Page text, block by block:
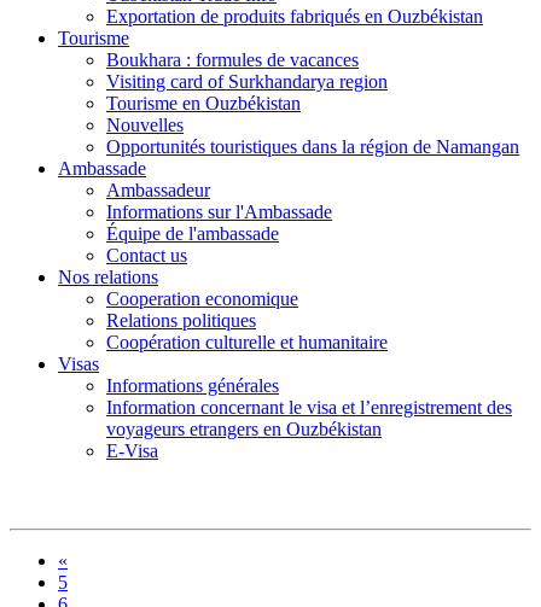
Exportation de produits fabriqués en Ouzbékistan
Tourisme
Boukhara : formules de vacances
Visiting card of Surkhandarya region
Tourisme en Ouzbékistan
Nouvelles
Opportunités touristiques dans la région de Namangan
Ambassade
Ambassadeur
Informations sur l'Ambassade
Équipe de l'ambassade
Contact us
Nos relations
Cooperation economique
Relations politiques
Coopération culturelle et humanitaire
Visas
Informations générales
Information concernant le visa et l’enregistrement des
voyageurs etrangers en Ouzbékistan
E-Visa
«
5